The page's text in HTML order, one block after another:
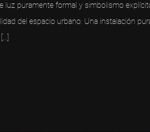
luz puramente formal y simbolismo
del espacio urbano. Una instalación